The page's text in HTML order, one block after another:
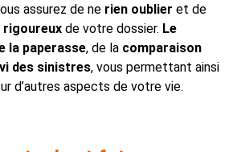
assurez de ne rien oublier et de
rigoureux de votre dossier. Le
la paperasse, de la comparaison
des sinistres, vous permettant ainsi
d’autres aspects de votre vie.